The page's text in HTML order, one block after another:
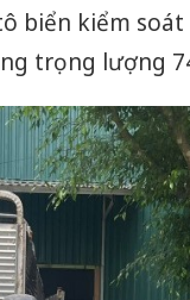
biển kiểm soát
trọng lượng